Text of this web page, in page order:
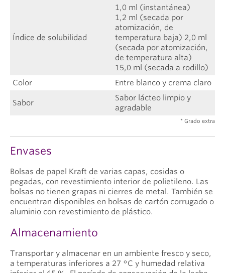
Índice de solubilidad
1,0 ml (instantánea)
1,2 ml (secada por
atomización, de
temperatura baja) 2,0 ml
(secada por atomización,
de temperatura alta)
15,0 ml (secada a rodillo)
Color
Entre blanco y crema claro
Sabor
Sabor lácteo limpio y
agradable
* Grado extra
Envases
Bolsas de papel Kraft de varias capas, cosidas o
pegadas, con revestimiento interior de polietileno. Las
bolsas no tienen grapas ni cierres de metal. También se
encuentran disponibles en bolsas de cartón corrugado o
aluminio con revestimiento de plástico.
Almacenamiento
Transportar y almacenar en un ambiente fresco y seco,
a temperaturas inferiores a 27 °C y humedad relativa